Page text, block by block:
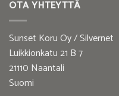
OTA YHTEYTTÄ
Sunset Koru Oy / Silvernet
Luikkionkatu 21 B 7
21110 Naantali
Suomi